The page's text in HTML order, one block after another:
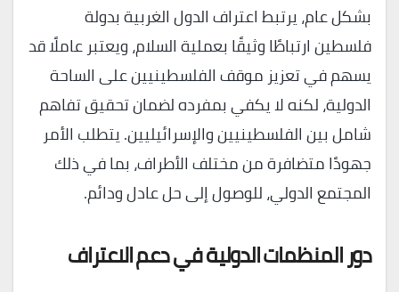
بشكل عام، يرتبط اعتراف الدول الغربية بدولة
فلسطين ارتباطًا وثيقًا بعملية السلام، ويعتبر عاملًا قد
يسهم في تعزيز موقف الفلسطينيين على الساحة
الدولية، لكنه لا يكفي بمفرده لضمان تحقيق تفاهم
شامل بين الفلسطينيين والإسرائيليين. يتطلب الأمر
جهودًا متضافرة من مختلف الأطراف، بما في ذلك
المجتمع الدولي، للوصول إلى حل عادل ودائم.
دور المنظمات الدولية في دعم الاعتراف